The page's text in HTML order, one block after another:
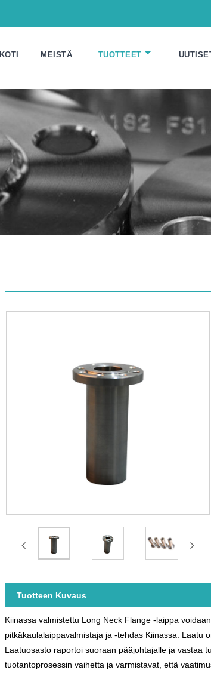
KOTI MEISTÄ TUOTTEET
Tuotteen Kuvaus
Kiinassa valmistettu Long Neck Flange -laippa
pitkäkaulalaippavalmistaja ja -tehdas Kiinassa. Laatu
Laatuosasto raportoi suoraan pääjohtajalle ja vastaa
tuotantoprosessin vaihetta ja varmistavat, että